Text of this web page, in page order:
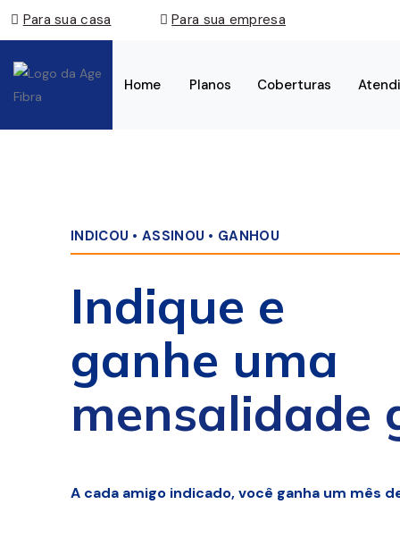
Para sua casa Para sua empresa
Home Planos Coberturas
INDICOU • ASSINOU • GANHOU
Indique e
ganhe uma
mensalidade
A cada amigo indicado, você ganha um